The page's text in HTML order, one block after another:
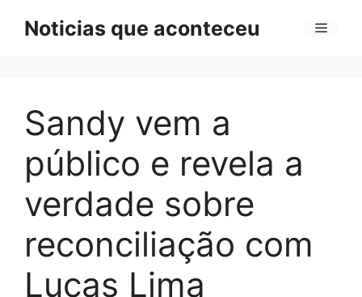
Noticias que aconteceu Menu
Sandy vem a
público e revela a
verdade sobre
reconciliação com
Lucas Lima